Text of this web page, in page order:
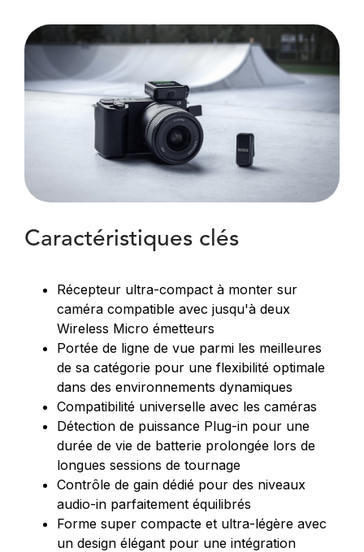
Caractéristiques clés
Récepteur ultra-compact à monter sur
caméra compatible avec jusqu'à deux
Wireless Micro émetteurs
Portée de ligne de vue parmi les meilleures
de sa catégorie pour une flexibilité optimale
dans des environnements dynamiques
Compatibilité universelle avec les caméras
Détection de puissance Plug-in pour une
durée de vie de batterie prolongée lors de
longues sessions de tournage
Contrôle de gain dédié pour des niveaux
audio-in parfaitement équilibrés
Forme super compacte et ultra-légère avec
un design élégant pour une intégration